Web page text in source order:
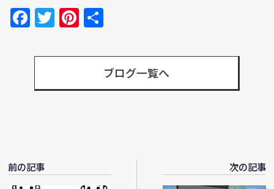
Facebook
TwitterPinterest
ブログ一覧へ
前の記事 次の記事